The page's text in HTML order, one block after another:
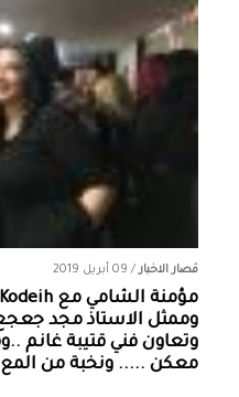
قصار الاخبار/ 09 أبريل 2019
وممثل الاستاذ مجد
وتعاون فني قتيبة غانم
معكن ..... ونخبة من المع